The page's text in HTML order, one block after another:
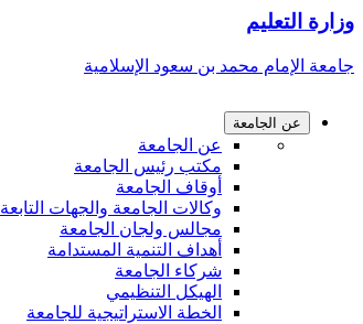
وزارة التعليم
جامعة الإمام محمد بن سعود الإسلامية
عن الجامعة
عن الجامعة
مكتب رئيس الجامعة
أوقاف الجامعة
وكالات الجامعة والجهات التابعة
مجالس ولجان الجامعة
أهداف التنمية المستدامة
شركاء الجامعة
الهيكل التنظيمي
الخطة الاستراتيجية للجامعة